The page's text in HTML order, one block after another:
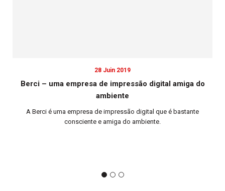
28 Juin 2019
Berci – uma empresa de impressão digital amiga do
ambiente
A Berci é uma empresa de impressão digital que é bastante
consciente e amiga do ambiente.